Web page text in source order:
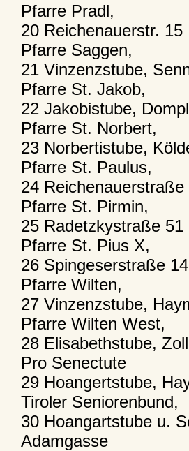
Pfarre Pradl,
20 Reichenauerstr. 15
Pfarre Saggen,
21 Vinzenzstube,
Pfarre St. Jakob,
22 Jakobistube,
Pfarre St. Norbert,
23 Norbertistube,
Pfarre St. Paulus,
24 Reichenauerstraße
Pfarre St. Pirmin,
25 Radetzkystraße 51
Pfarre St. Pius X,
26 Spingeserstraße 14
Pfarre Wilten,
27 Vinzenzstube,
Pfarre Wilten West,
28 Elisabethstube,
Pro Senectute
29 Hoangertstube,
Tiroler Seniorenbund,
30 Hoangartstube u.
Adamgasse